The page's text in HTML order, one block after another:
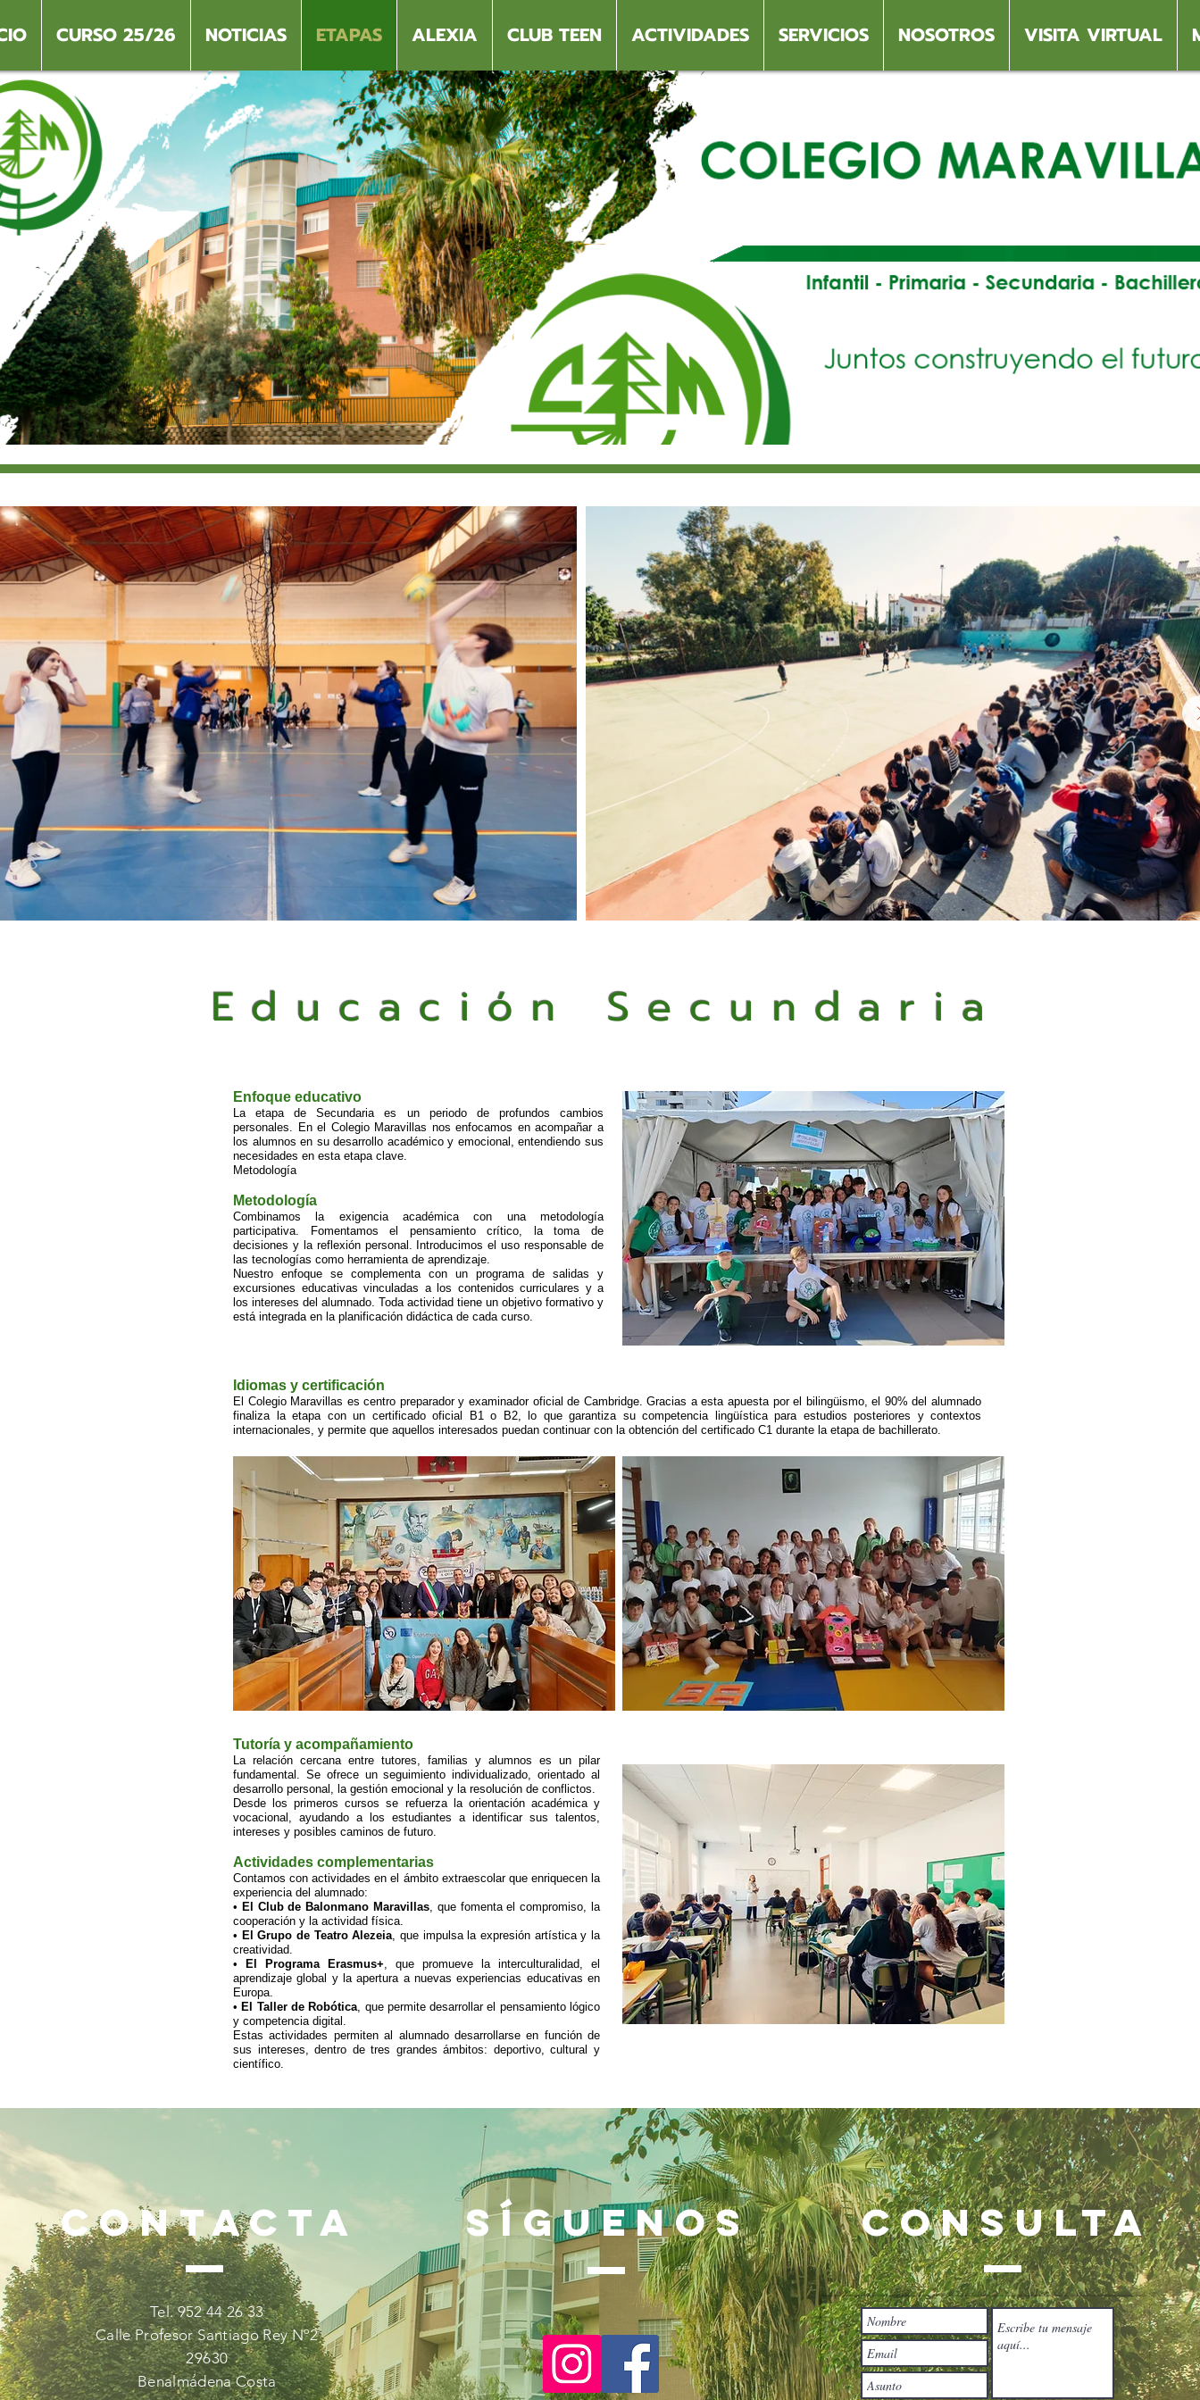
CURSO 25/26 NOTICIAS ETAPAS ALEXIA CLUB TEEN ACTIVIDADES SERVICIOS NOSOTROS VISITA VIRTUAL
Educación Secundaria
Enfoque educativo
La etapa de Secundaria es un periodo de profundos cambios
personales. En el Colegio Maravillas nos enfocamos en acompañar a
los alumnos en su desarrollo académico y emocional, entendiendo sus
necesidades en esta etapa clave.
Metodología
Metodología
Combinamos la exigencia académica con una metodología
participativa. Fomentamos el pensamiento crítico, la toma de
decisiones y la reflexión personal. Introducimos el uso responsable de
las tecnologías como herramienta de aprendizaje.
Nuestro enfoque se complementa con un programa de salidas y
excursiones educativas vinculadas a los contenidos curriculares y a
los intereses del alumnado. Toda actividad tiene un objetivo formativo y
está integrada en la planificación didáctica de cada curso.
Idiomas y certificación
El Colegio Maravillas es centro preparador y examinador oficial de Cambridge. Gracias a esta apuesta por el bilingüismo, el 90% del alumnado
finaliza la etapa con un certificado oficial B1 o B2, lo que garantiza su competencia lingüística para estudios posteriores y contextos
internacionales, y permite que aquellos interesados puedan continuar con la obtención del certificado C1 durante la etapa de bachillerato.
Tutoría y acompañamiento
La relación cercana entre tutores, familias y alumnos es un pilar
fundamental. Se ofrece un seguimiento individualizado, orientado al
desarrollo personal, la gestión emocional y la resolución de conflictos.
Desde los primeros cursos se refuerza la orientación académica y
vocacional, ayudando a los estudiantes a identificar sus talentos,
intereses y posibles caminos de futuro.
Actividades complementarias
Contamos con actividades en el ámbito extraescolar que enriquecen la
experiencia del alumnado:
• El Club de Balonmano Maravillas, que fomenta el compromiso, la
cooperación y la actividad física.
• El Grupo de Teatro Alezeia, que impulsa la expresión artística y la
creatividad.
•
El Programa Erasmus+, que promueve la interculturalidad, el
aprendizaje global y la apertura a nuevas experiencias educativas en
Europa.
• El Taller de Robótica, que permite desarrollar el pensamiento lógico
y competencia digital.
Estas actividades permiten al alumnado desarrollarse en función de
sus intereses, dentro de tres grandes ámbitos: deportivo, cultural y
científico.
CONTACTA
Tel. 952 44 26 33
Calle Profesor Santiago Rey Nº2
29630
Benalmádena Costa
SÍGUENOS CONSULTA